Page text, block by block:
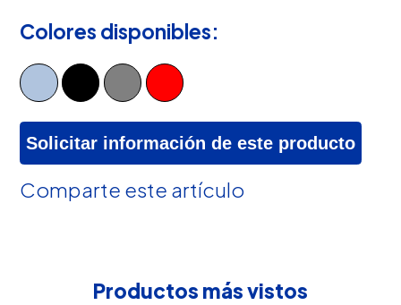
Colores disponibles:
Solicitar información de este producto
Comparte este artículo
Productos más vistos